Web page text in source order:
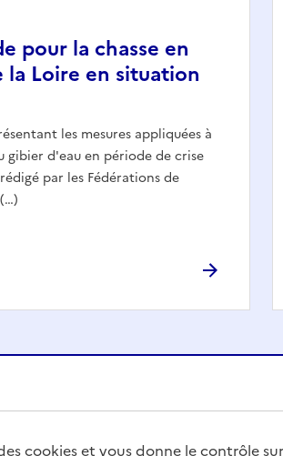
cookies et vous donne le contrôle
pour la chasse en
la Loire en situation
les mesures appliquées à
gibier d'eau en période de crise
par les Fédérations de